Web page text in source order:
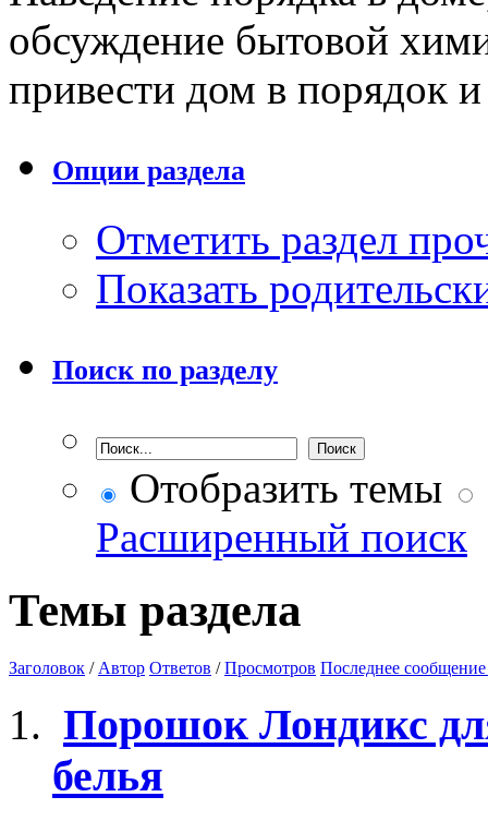
обсуждение бытовой
привести дом в порядок
Опции раздела
Отметить раздел
Показать
Поиск по разделу
Отобразить темы
Расширенный поиск
Темы раздела
Заголовок / Автор Ответов /Просмотров Последнее сообщение
Порошок Лондикс
белья